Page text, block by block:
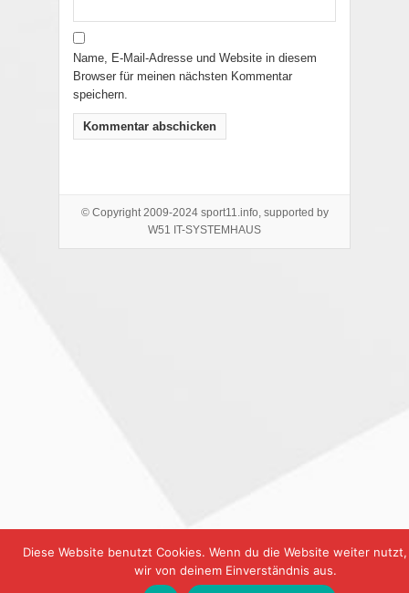
Name, E-Mail-Adresse und Website in diesem
Browser für meinen nächsten Kommentar
speichern.
© Copyright 2009-2024 sport11.info, supported by
W51 IT-SYSTEMHAUS
Diese Website benutzt Cookies. Wenn du die Website weiter
wir von deinem Einverständnis aus.